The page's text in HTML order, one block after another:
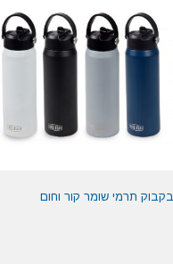
בקבוק תרמי שומר קור וחום